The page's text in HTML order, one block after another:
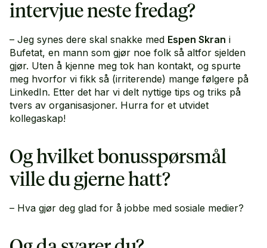
intervjue neste fredag?
– Jeg synes dere skal snakke med Espen Skran i
Bufetat, en mann som gjør noe folk så altfor sjelden
gjør. Uten å kjenne meg tok han kontakt, og spurte
meg hvorfor vi fikk så (irriterende) mange følgere på
LinkedIn. Etter det har vi delt nyttige tips og triks på
tvers av organisasjoner. Hurra for et utvidet
kollegaskap!
Og hvilket bonusspørsmål
ville du gjerne hatt?
– Hva gjør deg glad for å jobbe med sosiale medier?